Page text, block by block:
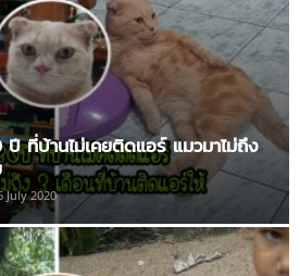
ที่บ้านไม่เคยติดแอร์ แมวมาไม่ถึง
July 2020